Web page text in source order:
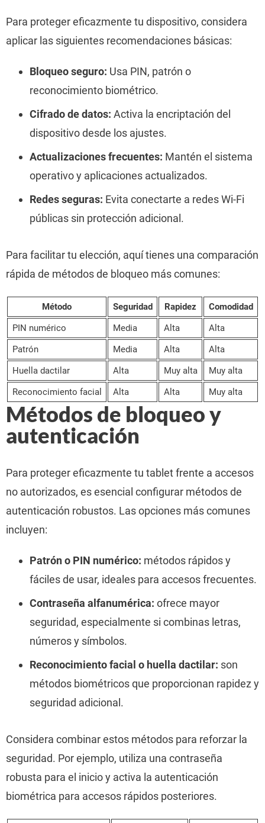
Para proteger eficazmente tu dispositivo, considera
aplicar las siguientes recomendaciones básicas:
Bloqueo seguro: Usa PIN, patrón o
reconocimiento biométrico.
Cifrado de datos: Activa la encriptación del
dispositivo desde los ajustes.
Actualizaciones frecuentes: Mantén el sistema
operativo y aplicaciones actualizados.
Redes seguras: Evita conectarte a redes Wi-Fi
públicas sin protección adicional.
Para facilitar tu elección, aquí tienes una comparación
rápida de métodos de bloqueo más comunes:
Método Seguridad Rapidez
Comodidad
PIN numérico
Media Alta
Alta
Patrón
Media Alta
Alta
Huella dactilar
Alta Muy alta
Muy alta
Reconocimiento facial
Alta Alta Muy alta
Métodos de bloqueo y
autenticación
Para proteger eficazmente tu tablet frente a accesos
no autorizados, es esencial configurar métodos de
autenticación robustos. Las opciones más comunes
incluyen:
Patrón o PIN numérico: métodos rápidos y
fáciles de usar, ideales para accesos frecuentes.
Contraseña alfanumérica: ofrece mayor
seguridad, especialmente si combinas letras,
números y símbolos.
Reconocimiento facial o huella dactilar: son
métodos biométricos que proporcionan rapidez y
seguridad adicional.
Considera combinar estos métodos para reforzar la
seguridad. Por ejemplo, utiliza una contraseña
robusta para el inicio y activa la autenticación
biométrica para accesos rápidos posteriores.